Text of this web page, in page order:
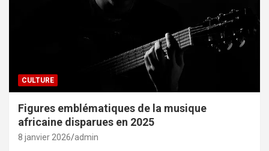
CULTURE
Figures emblématiques de la musique
africaine disparues en 2025
8 janvier 2026 admin